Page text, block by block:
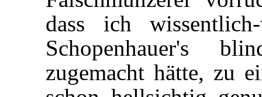
dass ich
Schopenhauer's
zugemacht hätte, zu